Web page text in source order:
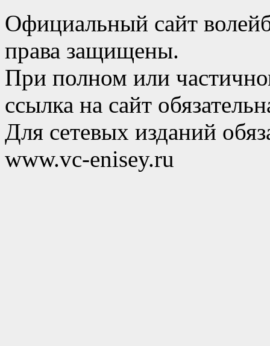
Официальный сайт
права защищены.
При полном или
ссылка на сайт
Для сетевых изданий
www.vc-enisey.ru